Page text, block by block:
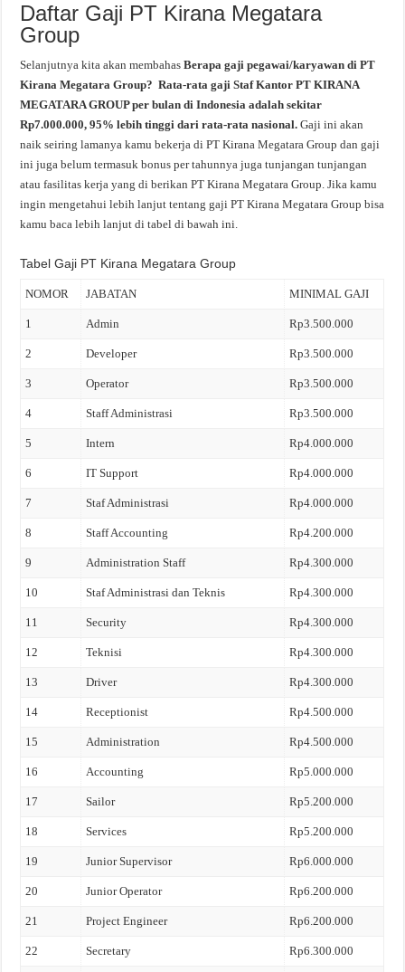
Daftar Gaji PT Kirana Megatara
Group
Selanjutnya kita akan membahasBerapa gaji pegawai/karyawan di PT
Kirana Megatara Group? Rata-rata gaji Staf Kantor PT KIRANA
MEGATARA GROUP per bulan di Indonesia adalah sekitar
Rp7.000.000, 95% lebih tinggi dari rata-rata nasional.Gaji ini akan
naik seiring lamanya kamu bekerja di PT Kirana Megatara Group dan gaji
ini juga belum termasuk bonus per tahunnya juga tunjangan tunjangan
atau fasilitas kerja yang di berikan PT Kirana Megatara Group. Jika kamu
ingin mengetahui lebih lanjut tentang gaji PT Kirana Megatara Group bisa
kamu baca lebih lanjut di tabel di bawah ini.
Tabel Gaji PT Kirana Megatara Group
NOMOR JABATAN MINIMAL GAJI
1 Admin Rp3.500.000
2 Developer Rp3.500.000
3 Operator Rp3.500.000
4 Staff Administrasi Rp3.500.000
5 Intern Rp4.000.000
6 IT Support Rp4.000.000
7 Staf Administrasi Rp4.000.000
8 Staff Accounting Rp4.200.000
9 Administration Staff Rp4.300.000
10 Staf Administrasi dan Teknis Rp4.300.000
11 Security Rp4.300.000
12 Teknisi Rp4.300.000
13 Driver Rp4.300.000
14 Receptionist Rp4.500.000
15 Administration Rp4.500.000
16 Accounting Rp5.000.000
17 Sailor Rp5.200.000
18 Services Rp5.200.000
19 Junior Supervisor Rp6.000.000
20 Junior Operator Rp6.200.000
21 Project Engineer Rp6.200.000
22 Secretary Rp6.300.000